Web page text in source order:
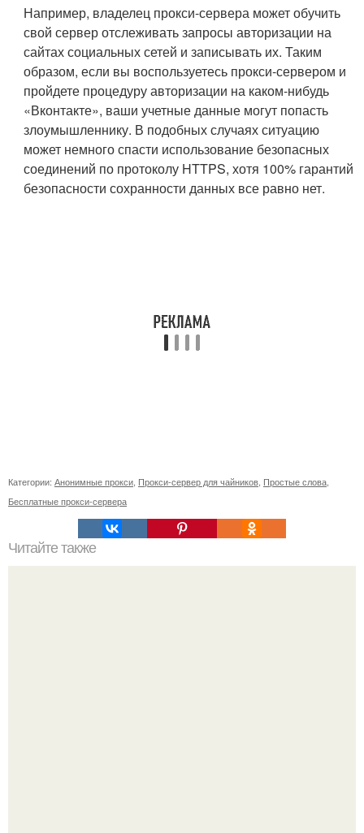
Например, владелец прокси-сервера может обучить
свой сервер отслеживать запросы авторизации на
сайтах социальных сетей и записывать их. Таким
образом, если вы воспользуетесь прокси-сервером и
пройдете процедуру авторизации на каком-нибудь
«Вконтакте», ваши учетные данные могут попасть
злоумышленнику. В подобных случаях ситуацию
может немного спасти использование безопасных
соединений по протоколу HTTPS, хотя 100% гарантий
безопасности сохранности данных все равно нет.
Категории: Анонимные прокси Прокси-сервер для чайников Простые слова
Бесплатные прокси-сервера
Читайте также